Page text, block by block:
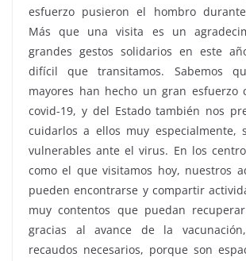
esfuerzo pusieron el hombro
Más que una visita es un
grandes gestos solidarios en este
difícil que transitamos. Sabemos
mayores han hecho un gran esfuerzo
covid-19, y del Estado también nos
cuidarlos a ellos muy especialmente,
vulnerables ante el virus. En los
como el que visitamos hoy, nuestros
pueden encontrarse y compartir
muy contentos que puedan
gracias al avance de la
recaudos necesarios, porque son